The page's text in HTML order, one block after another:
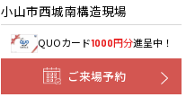
小山市西城南構造現場
QUOカード1000円分進呈中！
ご来場予約